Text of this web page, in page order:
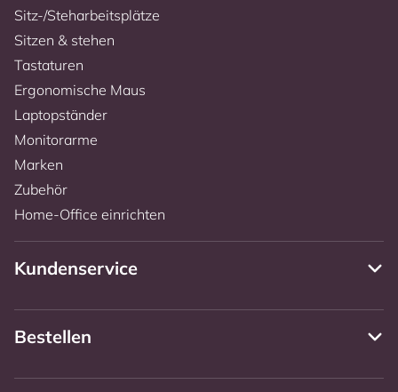
Sitz-/Steharbeitsplätze
Sitzen & stehen
Tastaturen
Ergonomische Maus
Laptopständer
Monitorarme
Marken
Zubehör
Home-Office einrichten
Kundenservice
Bestellen